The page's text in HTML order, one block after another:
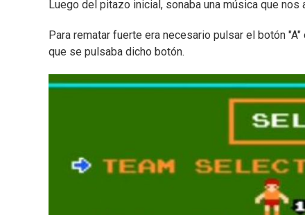
Luego del pitazo inicial, sonaba una música que nos
Para rematar fuerte era necesario pulsar el botón
que se pulsaba dicho botón.